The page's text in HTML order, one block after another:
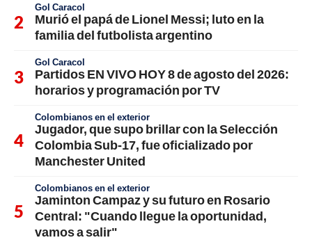
Gol Caracol
Murió el papá de Lionel Messi; luto en la
familia del futbolista argentino
Gol Caracol
Partidos EN VIVO HOY 8 de agosto del 2026:
horarios y programación por TV
Colombianos en el exterior
Jugador, que supo brillar con la Selección
Colombia Sub-17, fue oficializado por
Manchester United
Colombianos en el exterior
Jaminton Campaz y su futuro en Rosario
Central: "Cuando llegue la oportunidad,
vamos a salir"